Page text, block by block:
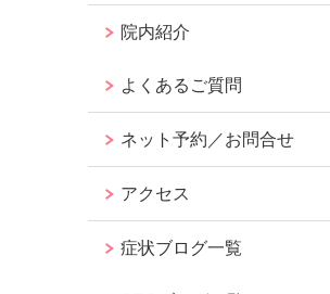
院内紹介
よくあるご質問
ネット予約／お問合せ
アクセス
症状ブログ一覧